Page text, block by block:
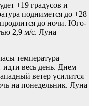
+19 градусов и
поднимется до +28
до ночи. Юго-
2,9 м/с. Луна
температура
идти весь день. Днем
ветер усилится
на понедельник. Луна